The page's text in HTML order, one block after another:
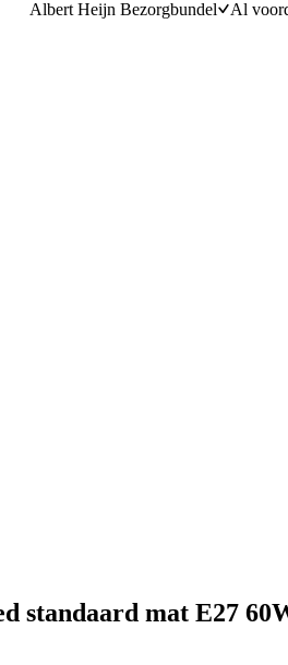
Albert Heijn Bezorgbundel Al
standaard mat E27